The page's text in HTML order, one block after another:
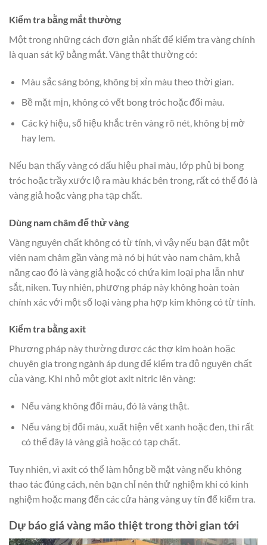
Kiểm tra bằng mắt thường
Một trong những cách đơn giản nhất để kiểm tra vàng chính
là quan sát kỹ bằng mắt. Vàng thật thường có:
Màu sắc sáng bóng, không bị xỉn màu theo thời gian.
Bề mặt mịn, không có vết bong tróc hoặc đổi màu.
Các ký hiệu, số hiệu khắc trên vàng rõ nét, không bị mờ
hay lem.
Nếu bạn thấy vàng có dấu hiệu phai màu, lớp phủ bị bong
tróc hoặc trầy xước lộ ra màu khác bên trong, rất có thể đó là
vàng giả hoặc vàng pha tạp chất.
Dùng nam châm để thử vàng
Vàng nguyên chất không có từ tính, vì vậy nếu bạn đặt một
viên nam châm gần vàng mà nó bị hút vào nam châm, khả
năng cao đó là vàng giả hoặc có chứa kim loại pha lẫn như
sắt, niken. Tuy nhiên, phương pháp này không hoàn toàn
chính xác với một số loại vàng pha hợp kim không có từ tính.
Kiểm tra bằng axit
Phương pháp này thường được các thợ kim hoàn hoặc
chuyên gia trong ngành áp dụng để kiểm tra độ nguyên chất
của vàng. Khi nhỏ một giọt axit nitric lên vàng:
Nếu vàng không đổi màu, đó là vàng thật.
Nếu vàng bị đổi màu, xuất hiện vết xanh hoặc đen, thì rất
có thể đây là vàng giả hoặc có tạp chất.
Tuy nhiên, vì axit có thể làm hỏng bề mặt vàng nếu không
thao tác đúng cách, nên bạn chỉ nên thử nghiệm khi có kinh
nghiệm hoặc mang đến các cửa hàng vàng uy tín để kiểm tra.
Dự báo giá vàng mão thiệt trong thời gian tới